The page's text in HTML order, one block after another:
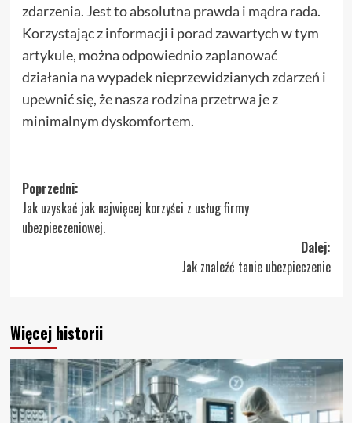
zdarzenia. Jest to absolutna prawda i mądra rada.
Korzystając z informacji i porad zawartych w tym
artykule, można odpowiednio zaplanować
działania na wypadek nieprzewidzianych zdarzeń i
upewnić się, że nasza rodzina przetrwa je z
minimalnym dyskomfortem.
Zobacz
wpisy
Poprzedni:
Jak uzyskać jak najwięcej korzyści z usług firmy
ubezpieczeniowej.
Dalej:
Jak znaleźć tanie ubezpieczenie
Więcej historii